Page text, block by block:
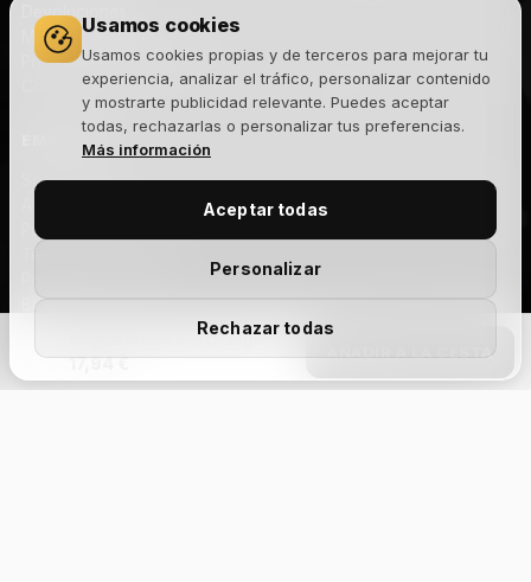
Usamos cookies
Usamos cookies propias y de terceros para mejorar tu
experiencia, analizar el tráfico, personalizar contenido
y mostrarte publicidad relevante. Puedes aceptar
todas, rechazarlas o personalizar tus preferencias.
Más información
Rechazar todas
Personalizar
Aceptar todas
Bicycle MetalLuxe Orange
17,94 €
AÑADIR A LA CESTA
Devoluciones
Métodos de pago
Preguntas frecuentes
Contacto
EMPRESA
Sobre nosotros
Política de privacidad
NEWSLETTER